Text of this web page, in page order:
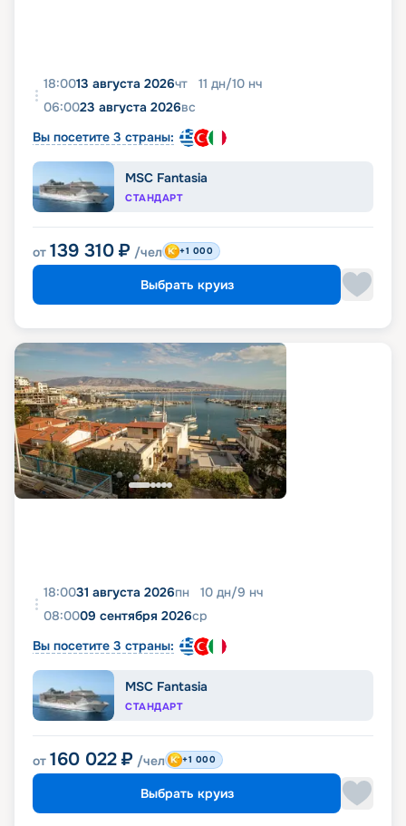
18:0013 августа 2026чт 11 дн/10 нч
06:0023 августа 2026вс
Вы посетите 3 страны:
MSC Fantasia
СТАНДАРТ
от 139 310 ₽ /чел +1 000
Выбрать круиз
18:0031 августа 2026пн 10 дн/9 нч
08:0009 сентября 2026ср
Вы посетите 3 страны:
MSC Fantasia
СТАНДАРТ
от 160 022 ₽ /чел +1 000
Выбрать круиз